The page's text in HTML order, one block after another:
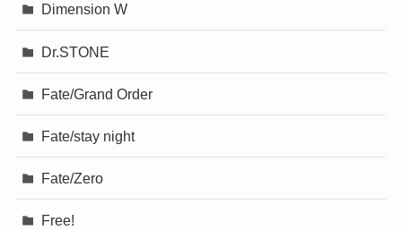
Dimension W
Dr.STONE
Fate/Grand Order
Fate/stay night
Fate/Zero
Free!